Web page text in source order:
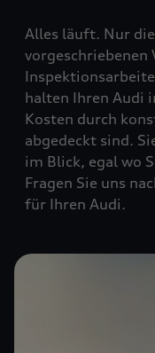
Alles läuft. Nur
vorgeschriebenen
halten Ihren Audi
Kosten durch
abgedeckt sind.
im Blick, egal wo
Fragen Sie uns
für Ihren Audi.